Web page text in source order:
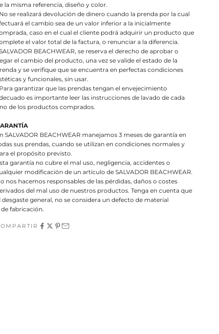
la misma referencia, diseño y color.
No se realizará devolución de dinero cuando la prenda por la cual
el cambio sea de un valor inferior a la inicialmente
caso en el cual el cliente podrá adquirir un producto que
el valor total de la factura, o renunciar a la diferencia.
SALVADOR BEACHWEAR, se reserva el derecho de aprobar o
el cambio del producto, una vez se valide el estado de la
y se verifique que se encuentra en perfectas condiciones
y funcionales, sin usar.
Para garantizar que las prendas tengan el envejecimiento
es importante leer las instrucciones de lavado de cada
de los productos comprados.
SALVADOR BEACHWEAR manejamos 3 meses de garantía en
sus prendas, cuando se utilizan en condiciones normales y
el propósito previsto.
garantía no cubre el mal uso, negligencia, accidentes o
modificación de un artículo de SALVADOR BEACHWEAR.
nos hacemos responsables de las pérdidas, daños o costes
del mal uso de nuestros productos. Tenga en cuenta que
desgaste general, no se considera un defecto de material
de fabricación.